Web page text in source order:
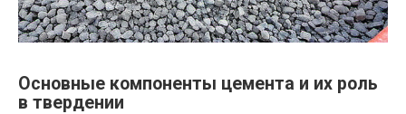
Основные компоненты цемента и их роль
в твердении